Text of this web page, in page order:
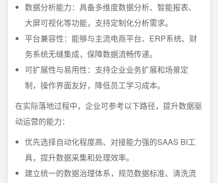
数据分析能力：具备多维度数据分析、智能报表、
大屏可视化等功能，支持定制化分析需求。
平台兼容性：能够与主流电商平台、ERP系统、财
务系统无缝集成，保障数据流畅传递。
可扩展性与易用性：支持企业业务扩展和场景定
制，操作界面友好，降低员工学习成本。
在实际落地过程中，企业可参考以下路径，提升数据驱
动运营的能力：
优先选择自动化程度高、对接能力强的SAAS BI工
具，提升数据采集和处理效率。
建立统一的数据治理体系，规范数据标准、清洗流